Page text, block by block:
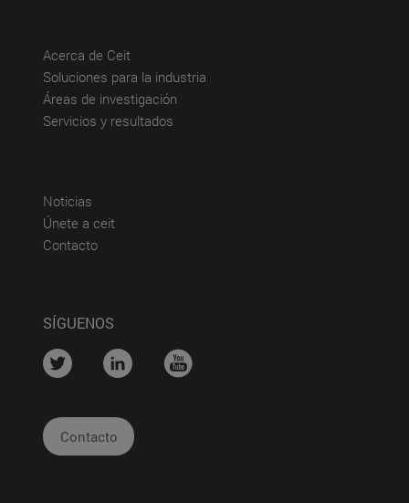
Acerca de Ceit(abre en nueva ventana)
Soluciones para la industria
Áreas de investigación
Servicios y resultados
Noticias
Únete a ceit(abre en nueva ventana)
Contacto(abre en nueva ventana)
SÍGUENOS
.... .... ....
Contacto